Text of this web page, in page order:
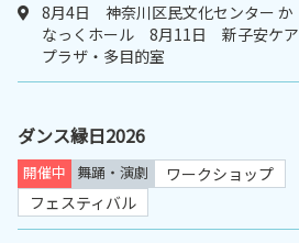
8月4日 神奈川区民文化センター か
なっくホール 8月11日 新子安ケア
プラザ・多目的室
ダンス縁日2026
開催中 舞踊・演劇
ワークショップ
フェスティバル